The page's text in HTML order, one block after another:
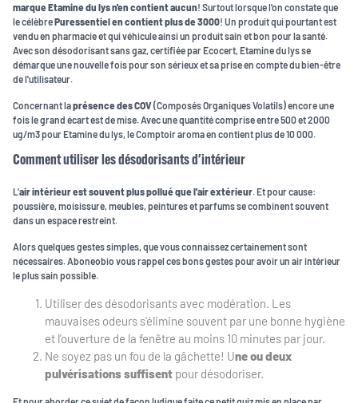
marque Etamine du lys n'en contient aucun! Surtout lorsque l'on constate que
le célèbrePuressentiel en contient plus de 3000! Un produit qui pourtant est
vendu en pharmacie et qui véhicule ainsi un produit sain et bon pour la santé.
Avec son désodorisant sans gaz, certifiée par Ecocert, Etamine du lys se
démarque une nouvelle fois pour son sérieux et sa prise en compte du bien-être
de l'utilisateur.
Concernant laprésence des COV(Composés Organiques Volatils) encore une
fois le grand écart est de mise. Avec une quantité comprise entre 500 et 2000
ug/m3 pour Etamine du lys, le Comptoir aroma en contient plus de 10 000.
Comment utiliser les désodorisants d'intérieur
L'air intérieur est souvent plus pollué que l'air extérieur . Et pour cause:
poussière, moisissure, meubles, peintures et parfums se combinent souvent
dans un espace restreint.
Alors quelques gestes simples, que vous connaissez certainement sont
nécessaires. Aboneobio vous rappel ces bons gestes pour avoir un air intérieur
le plus sain possible.
Utiliser des désodorisants avec modération. Les
mauvaises odeurs s'élimine souvent par une bonne hygiène
et l'ouverture de la fenêtre au moins 10 minutes par jour.
Ne soyez pas un fou de la gâchette! Une ou deux
pulvérisations suffisent pour désodoriser.